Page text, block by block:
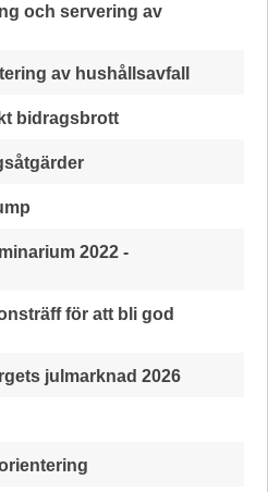
och servering av
av hushållsavfall
bidragsbrott
2022 -
för att bli god
julmarknad 2026